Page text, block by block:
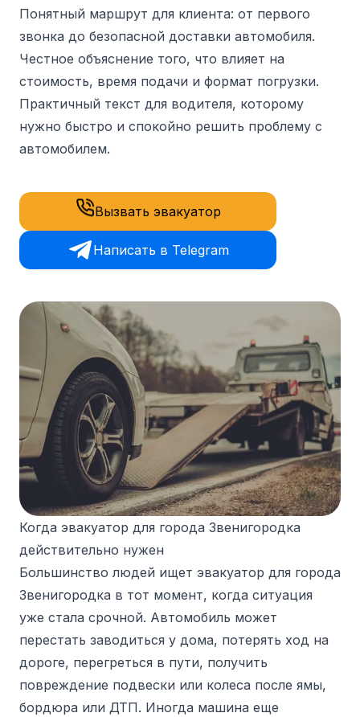
Понятный маршрут для клиента: от первого
звонка до безопасной доставки автомобиля.
Честное объяснение того, что влияет на
стоимость, время подачи и формат погрузки.
Практичный текст для водителя, которому
нужно быстро и спокойно решить проблему с
автомобилем.
Вызвать эвакуатор
Написать в Telegram
Когда эвакуатор для города Звенигородка
действительно нужен
Большинство людей ищет эвакуатор для города
Звенигородка в тот момент, когда ситуация
уже стала срочной. Автомобиль может
перестать заводиться у дома, потерять ход на
дороге, перегреться в пути, получить
повреждение подвески или колеса после ямы,
бордюра или ДТП. Иногда машина еще